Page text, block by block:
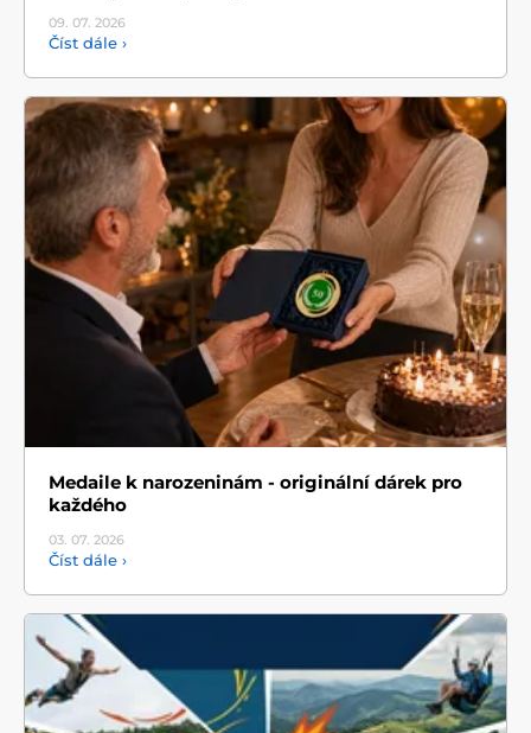
09. 07. 2026
Číst dále ›
Medaile k narozeninám - originální dárek pro
každého
03. 07. 2026
Číst dále ›